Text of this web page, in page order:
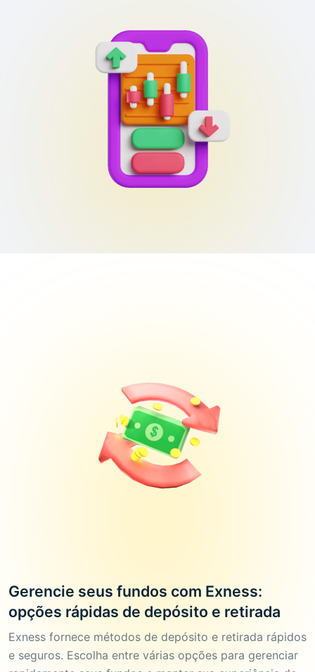
Gerencie seus fundos com Exness:
opções rápidas de depósito e retirada
Exness fornece métodos de depósito e retirada rápidos
e seguros. Escolha entre várias opções para gerenciar